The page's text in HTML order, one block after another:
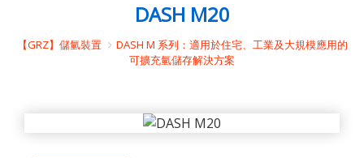
DASH M20
【GRZ】儲氫裝置
DASH M 系列：適用於住宅、工業及大規模應用的
可擴充氫儲存解決方案